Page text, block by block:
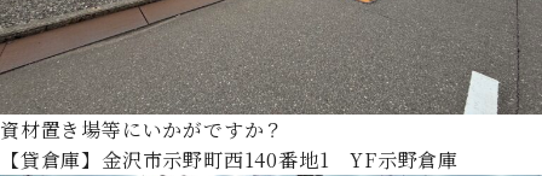
資材置き場等にいかがですか？
【貸倉庫】金沢市示野町西140番地1 YF示野倉庫